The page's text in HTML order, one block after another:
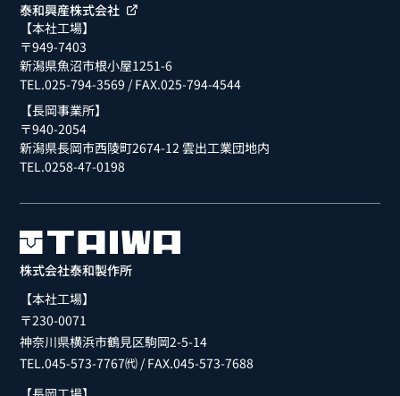
泰和興産株式会社
【本社工場】
〒949-7403
新潟県魚沼市根小屋1251-6
TEL.025-794-3569 / FAX.025-794-4544
【長岡事業所】
〒940-2054
新潟県長岡市西陵町2674-12 雲出工業団地内
TEL.0258-47-0198
株式会社泰和製作所
【本社工場】
〒230-0071
神奈川県横浜市鶴見区駒岡2-5-14
TEL.045-573-7767㈹ / FAX.045-573-7688